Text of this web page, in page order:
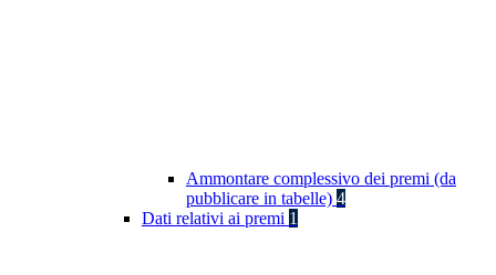
Ammontare complessivo dei premi (da
pubblicare in tabelle) 4
Dati relativi ai premi 1